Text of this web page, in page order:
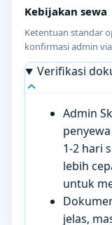
Kebijakan sewa
Ketentuan standar
konfirmasi admin
Verifikasi
Admin
1-2 hari
lebih
untuk
jelas,